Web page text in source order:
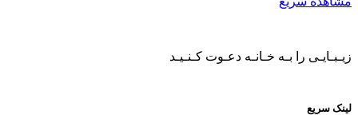
زیـبـایـی را بـه خـانـه دعـوت کـنـیـد
لینک سریع